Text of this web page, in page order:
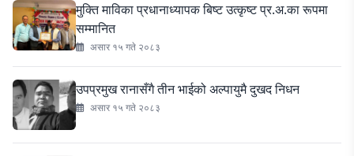
मुक्ति माविका प्रधानाध्यापक बिष्ट उत्कृष्ट प्र.अ.का रूपमा
सम्मानित
असार १५ गते २०८३
उपप्रमुख रानासँगै तीन भाईको अल्पायुमै दुखद निधन
असार १५ गते २०८३